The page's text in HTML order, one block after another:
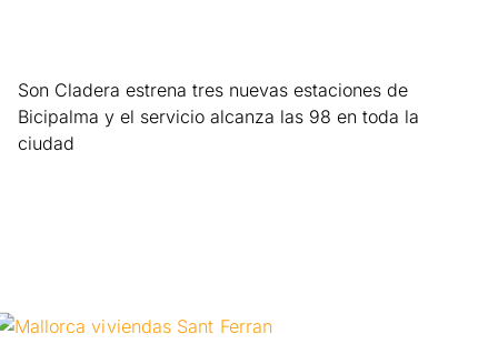
Son Cladera estrena tres nuevas estaciones de
Bicipalma y el servicio alcanza las 98 en toda la
ciudad